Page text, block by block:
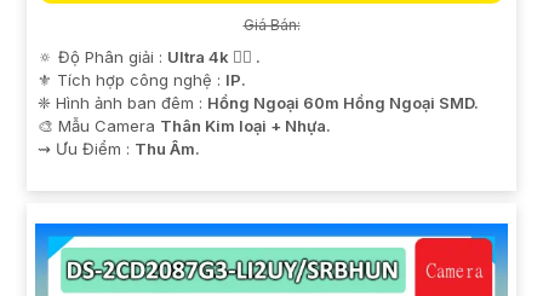
Giá Bán:
🔅 Độ Phân giải : Ultra 4k 👍🏾 .
⚜️ Tích hợp công nghệ : IP.
❈ Hình ảnh ban đêm : Hồng Ngoại 60m Hồng Ngoại SMD.
🎨 Mẫu Camera Thân Kim loại + Nhựa.
️⇝ Ưu Điểm : Thu Âm.